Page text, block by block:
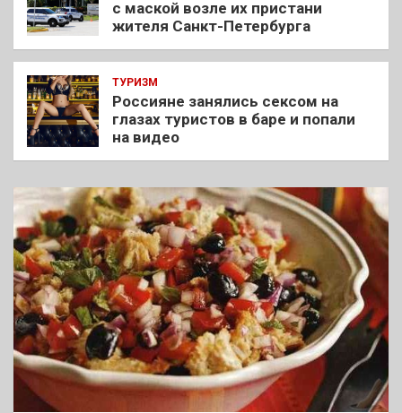
с маской возле их пристани
жителя Санкт-Петербурга
ТУРИЗМ
Россияне занялись сексом на
глазах туристов в баре и попали
на видео